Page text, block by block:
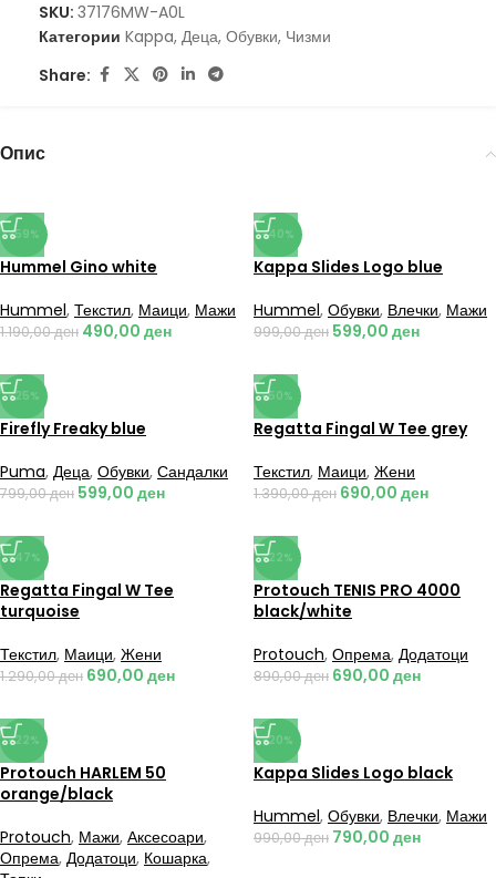
SKU: 37176MW-A0L
Категории Kappa, Деца, Обувки, Чизми
Share:
Опис
-59%
Hummel Gino white
Hummel, Текстил, Маици, Мажи
1.190,00ден 490,00 ден
-40%
Kappa Slides Logo blue
Hummel, Обувки, Влечки, Мажи
999,00ден 599,00 ден
-25%
Firefly Freaky blue
Puma, Деца, Обувки, Сандалки
799,00ден 599,00 ден
-50%
Regatta Fingal W Tee grey
Текстил, Маици, Жени
1.390,00ден 690,00 ден
-47%
Regatta Fingal W Tee
turquoise
Текстил, Маици, Жени
1.290,00ден 690,00 ден
-22%
Protouch TENIS PRO 4000
black/white
Protouch, Опрема, Додатоци
890,00ден 690,00 ден
-22%
Protouch HARLEM 50
orange/black
Protouch, Мажи, Аксесоари,
Опрема, Додатоци, Кошарка,
-20%
Kappa Slides Logo black
Hummel, Обувки, Влечки, Мажи
990,00ден 790,00 ден